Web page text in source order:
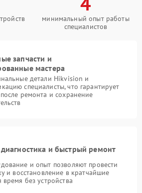
минимальный опыт работы
специалистов
запчасти и
мастера
детали Hikvision и
специалисты, что гарантирует
ремонта и сохранение
диагностика и быстрый ремонт
и опыт позволяют провести
и восстановление в кратчайшие
без устройства